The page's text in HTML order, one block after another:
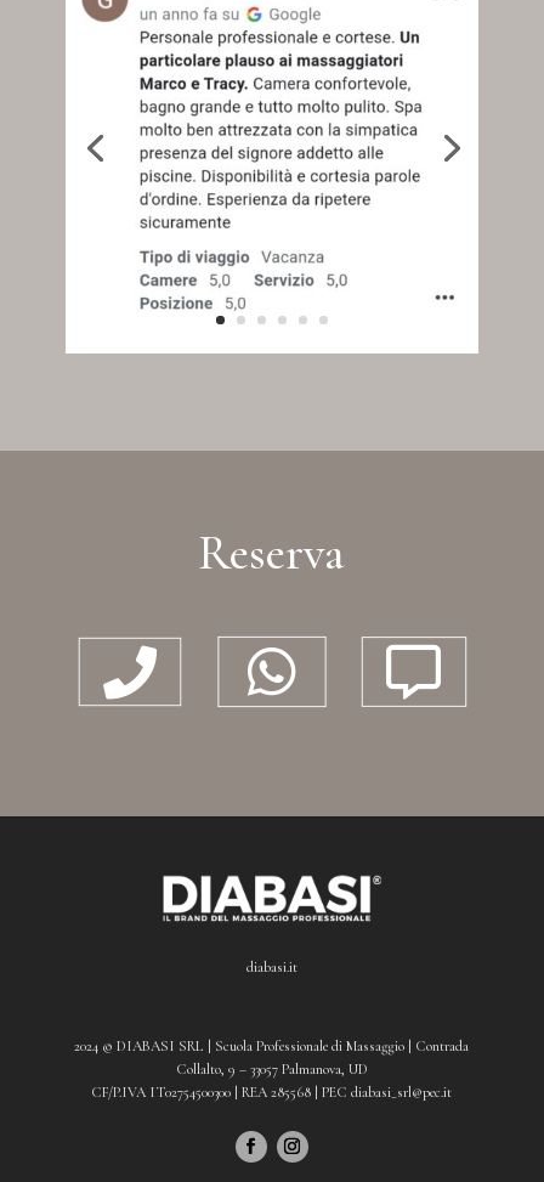
Reserva
  
diabasi.it
2024 © DIABASI SRL | Scuola Professionale di Massaggio | Contrada
Collalto, 9 – 33057 Palmanova, UD
CF/P.IVA IT02754500300 | REA 285568 | PEC diabasi_srl@pec.it